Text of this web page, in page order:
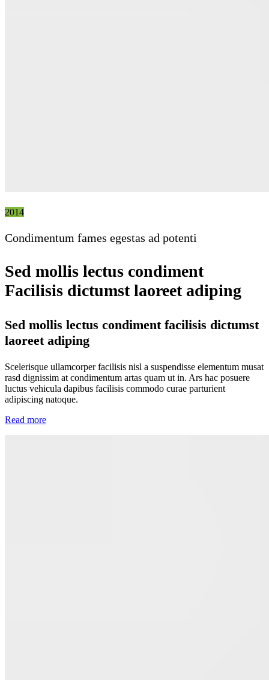
2014
Condimentum fames egestas ad potenti
Sed mollis lectus condiment
Facilisis dictumst laoreet adiping
Sed mollis lectus condiment facilisis dictumst
laoreet adiping
Scelerisque ullamcorper facilisis nisl a suspendisse elementum musat
rasd dignissim at condimentum artas quam ut in. Ars hac posuere
luctus vehicula dapibus facilisis commodo curae parturient
adipiscing natoque.
Read more